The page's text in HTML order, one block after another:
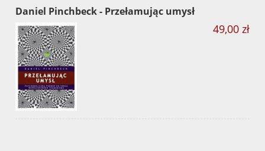
Daniel Pinchbeck - Przełamując umysł
49,00 zł